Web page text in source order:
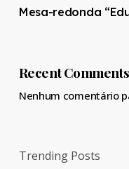
Mesa-redonda
Recent Comments
Nenhum comentário
Trending Posts